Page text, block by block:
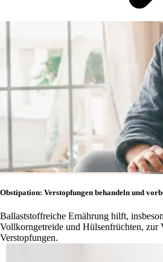
Obstipation: Verstopfungen behandeln und
Ballaststoffreiche Ernährung hilft,
Vollkorngetreide und Hülsenfrüchten, zur
Verstopfungen.